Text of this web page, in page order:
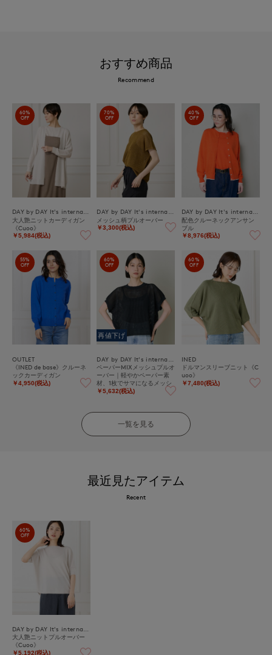
おすすめ商品
Recommend
60%
OFF
大人艶ニットカーディガン
《Cuoo》
￥5,984(税込)
70%
OFF
メッシュ柄プルオーバー
￥3,300(税込)
40%
OFF
配色クルーネックアンサン
ブル
￥8,976(税込)
55%
OFF
OUTLET
《INED de base》クルーネ
ックカーディガン
￥4,950(税込)
60%
OFF
再値下げ
ペーパーMIXメッシュプルオ
ーバー｜軽やかペーパー素
材、1枚でサマになるメッシ
ュニット
￥5,632(税込)
60%
OFF
INED
ドルマンスリーブニット《C
uoo》
￥7,480(税込)
一覧を見る
最近見たアイテム
Recent
60%
OFF
大人艶ニットプルオーバー
《Cuoo》
￥5,192(税込)